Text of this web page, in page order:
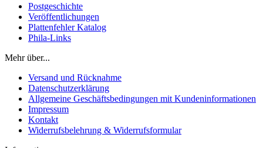
Postgeschichte
Veröffentlichungen
Plattenfehler Katalog
Phila-Links
Mehr über...
Versand und Rücknahme
Datenschutzerklärung
Allgemeine Geschäftsbedingungen mit Kundeninformationen
Impressum
Kontakt
Widerrufsbelehrung & Widerrufsformular